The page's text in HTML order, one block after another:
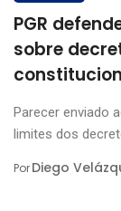
PGR
sobre
Parecer enviado
limites dos
PorDiego